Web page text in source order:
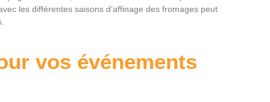
les différentes saisons d’affinage des fromages peut
vos événements